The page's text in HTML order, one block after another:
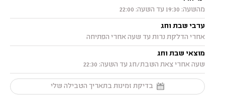
מהשעה: 19:30 עד השעה: 22:00
ערבי שבת וחג
אחרי הדלקת נרות עד שעה אחרי הפתיחה
מוצאי שבת וחג
שעה אחרי צאת השבת/חג עד השעה: 22:30
בדיקת זמינות בתאריך הטבילה שלי